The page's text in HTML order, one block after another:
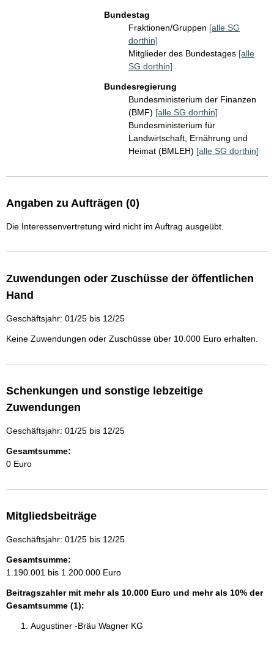
Bundestag
Fraktionen/Gruppen [alle SG
dorthin]
Mitglieder des Bundestages [alle
SG dorthin]
Bundesregierung
Bundesministerium der Finanzen
(BMF) [alle SG dorthin]
Bundesministerium für
Landwirtschaft, Ernährung und
Heimat (BMLEH) [alle SG dorthin]
Angaben zu Aufträgen (0)
Die Interessenvertretung wird nicht im Auftrag ausgeübt.
Zuwendungen oder Zuschüsse der öffentlichen
Hand
Geschäftsjahr: 01/25 bis 12/25
Keine Zuwendungen oder Zuschüsse über 10.000 Euro erhalten.
Schenkungen und sonstige lebzeitige
Zuwendungen
Geschäftsjahr: 01/25 bis 12/25
Gesamtsumme:
0 Euro
Mitgliedsbeiträge
Geschäftsjahr: 01/25 bis 12/25
Gesamtsumme:
1.190.001 bis 1.200.000 Euro
Beitragszahler mit mehr als 10.000 Euro und mehr als 10% der
Gesamtsumme (1):
Augustiner -Bräu Wagner KG